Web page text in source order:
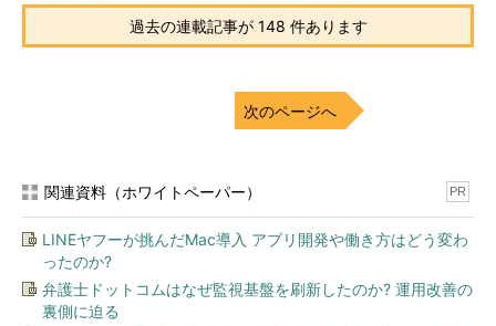
過去の連載記事が 148 件あります
次のページへ
関連資料（ホワイトペーパー） PR
LINEヤフーが挑んだMac導入 アプリ開発や働き方はどう変わ
ったのか?
弁護士ドットコムはなぜ監視基盤を刷新したのか? 運用改善の
裏側に迫る